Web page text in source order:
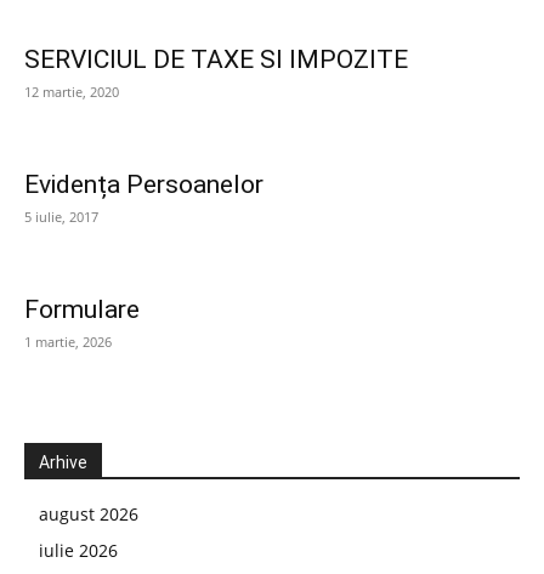
SERVICIUL DE TAXE SI IMPOZITE
12 martie, 2020
Evidența Persoanelor
5 iulie, 2017
Formulare
1 martie, 2026
Arhive
august 2026
iulie 2026